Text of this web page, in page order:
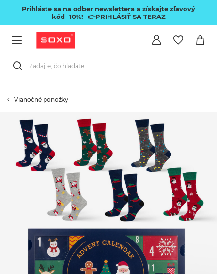
Prihláste sa na odber newslettera a získajte zľavový
kód -10%! -👉PRIHLÁSIŤ SA TERAZ
Vianočné ponožky